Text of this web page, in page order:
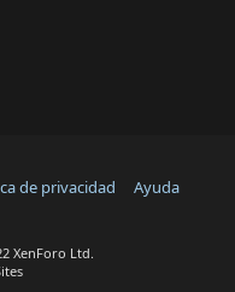
de privacidad
Ayuda
XenForo Ltd.